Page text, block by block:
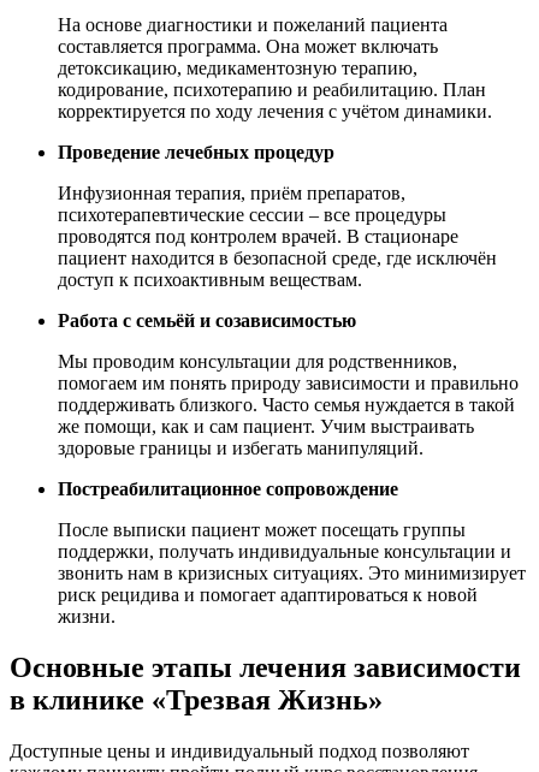
На основе диагностики и пожеланий пациента
составляется программа. Она может включать
детоксикацию, медикаментозную терапию,
кодирование, психотерапию и реабилитацию. План
корректируется по ходу лечения с учётом динамики.
Проведение лечебных процедур
Инфузионная терапия, приём препаратов,
психотерапевтические сессии – все процедуры
проводятся под контролем врачей. В стационаре
пациент находится в безопасной среде, где исключён
доступ к психоактивным веществам.
Работа с семьёй и созависимостью
Мы проводим консультации для родственников,
помогаем им понять природу зависимости и правильно
поддерживать близкого. Часто семья нуждается в такой
же помощи, как и сам пациент. Учим выстраивать
здоровые границы и избегать манипуляций.
Постреабилитационное сопровождение
После выписки пациент может посещать группы
поддержки, получать индивидуальные консультации и
звонить нам в кризисных ситуациях. Это минимизирует
риск рецидива и помогает адаптироваться к новой
жизни.
Основные этапы лечения зависимости
в клинике «Трезвая Жизнь»
Доступные цены и индивидуальный подход позволяют